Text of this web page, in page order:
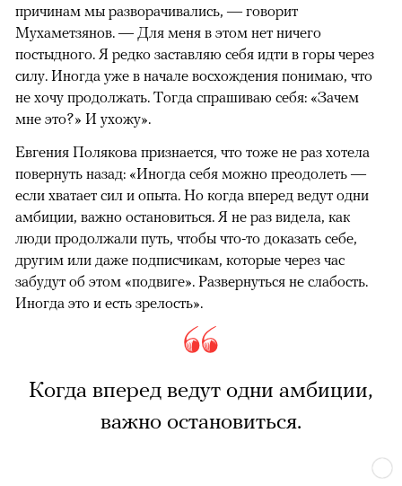
причинам мы разворачивались, — говорит
Мухаметзянов. — Для меня в этом нет ничего
постыдного. Я редко заставляю себя идти в горы через
силу. Иногда уже в начале восхождения понимаю, что
не хочу продолжать. Тогда спрашиваю себя: «Зачем
мне это?» И ухожу».
Евгения Полякова признается, что тоже не раз хотела
повернуть назад: «Иногда себя можно преодолеть —
если хватает сил и опыта. Но когда вперед ведут одни
амбиции, важно остановиться. Я не раз видела, как
люди продолжали путь, чтобы что-то доказать себе,
другим или даже подписчикам, которые через час
забудут об этом «подвиге». Развернуться не слабость.
Иногда это и есть зрелость».
Когда вперед ведут одни амбиции,
важно остановиться.